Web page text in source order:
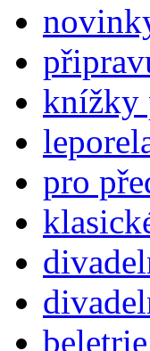
knížky
pro
beletrie